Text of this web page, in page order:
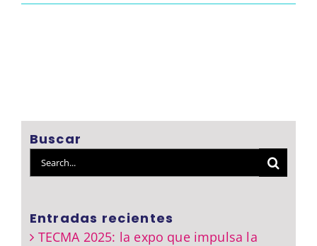
Buscar
Search
for:
Entradas recientes
TECMA 2025: la expo que impulsa la